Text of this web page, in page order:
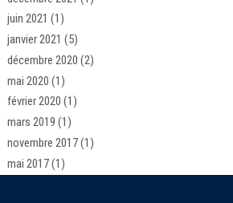
juin 2021 (1)
janvier 2021 (5)
décembre 2020 (2)
mai 2020 (1)
février 2020 (1)
mars 2019 (1)
novembre 2017(1)
mai 2017(1)